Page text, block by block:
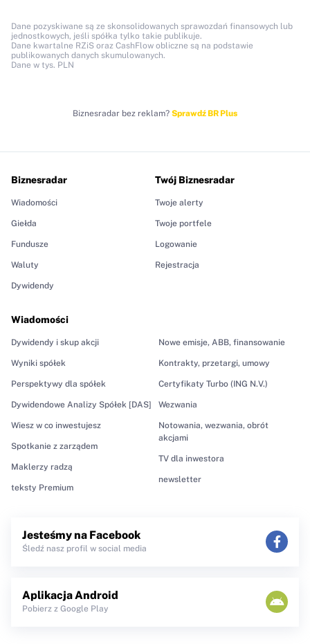
Dane pozyskiwane są ze skonsolidowanych sprawozdań finansowych lub
jednostkowych, jeśli spółka tylko takie publikuje.
Dane kwartalne RZiS oraz CashFlow obliczne są na podstawie
publikowanych danych skumulowanych.
Dane w tys. PLN
Biznesradar bez reklam? Sprawdź BR Plus
Biznesradar
Wiadomości
Giełda
Fundusze
Waluty
Dywidendy
Wiadomości
Dywidendy i skup akcji
Wyniki spółek
Perspektywy dla spółek
Dywidendowe Analizy Spółek [DAS]
Wiesz w co inwestujesz
Spotkanie z zarządem
Maklerzy radzą
teksty Premium
Nowe emisje, ABB, finansowanie
Kontrakty, przetargi, umowy
Certyfikaty Turbo (ING N.V.)
Wezwania
Notowania, wezwania, obrót
akcjami
TV dla inwestora
newsletter
Twój Biznesradar
Twoje alerty
Twoje portfele
Logowanie
Rejestracja
Jesteśmy na Facebook
Śledź nasz profil w social media
Aplikacja Android
Pobierz z Google Play